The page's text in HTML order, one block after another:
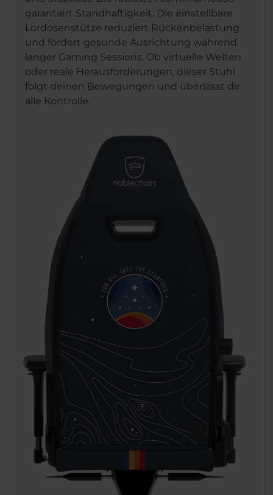
garantiert Standhaftigkeit. Die einstellbare
Lordosenstütze reduziert Rückenbelastung
und fördert gesunde Ausrichtung während
langer Gaming Sessions. Ob virtuelle Welten
oder reale Herausforderungen, dieser Stuhl
folgt deinen Bewegungen und überlässt dir
alle Kontrolle.